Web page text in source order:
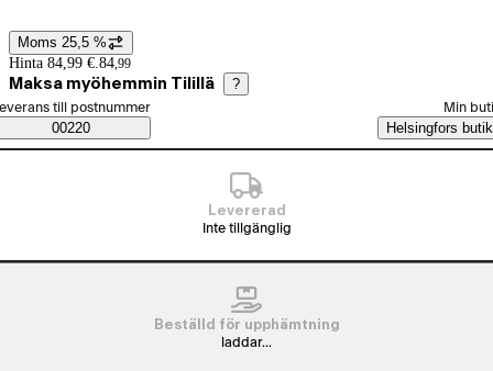
Prisinformation
Moms 25,5 %
Hinta 84,99 €. 84,99
Maksa myöhemmin Tilillä ?
Saatavuustiedot
beställningssätt
till postnummer
00220
Min
Helsingfors butik
Levererad
Inte tillgänglig
Beställd för upphämtning
laddar...